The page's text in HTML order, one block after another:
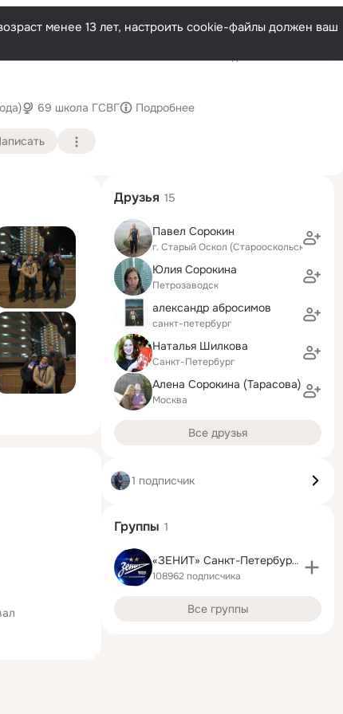
менее 13 лет, настроить cookie-файлы должен ваш
69 школа ГСВГ Подробнее
Друзья 15
Павел Сорокин
г. Старый Оскол (Старооскольский район)
Юлия Сорокина
Петрозаводск
александр абросимов
санкт-петербург
Наталья Шилкова
Санкт-Петербург
Алена Сорокина (Тарасова)
Москва
Все друзья
1 подписчик
Группы 1
«ЗЕНИТ» Санкт-Петербург «Неофициальная страница»
108962 подписчика
Все группы